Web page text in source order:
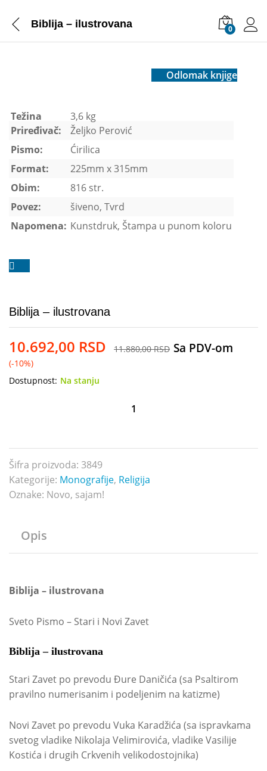
Biblija – ilustrovana 0
Težina
3,6 kg
Priređivač:
Željko Perović
Pismo:
Ćirilica
Format:
225mm x 315mm
Obim:
816 str.
Povez:
šiveno, Tvrd
Napomena: Kunstdruk, Štampa u punom koloru
Odlomak knjige
Biblija – ilustrovana
10.692,00 RSD 11.880,00RSD Sa PDV-om
(-10%)
Dostupnost: Na stanju
količina
Šifra proizvoda: 3849
Kategorije: Monografije, Religija
Oznake: Novo, sajam!
Opis
Biblija – ilustrovana
Sveto Pismo – Stari i Novi Zavet
Biblija – ilustrovana
Stari Zavet po prevodu Đure Daničića (sa Psaltirom
pravilno numerisanim i podeljenim na katizme)
Novi Zavet po prevodu Vuka Karadžića (sa ispravkama
svetog vladike Nikolaja Velimirovića, vladike Vasilije
Kostića i drugih Crkvenih velikodostojnika)